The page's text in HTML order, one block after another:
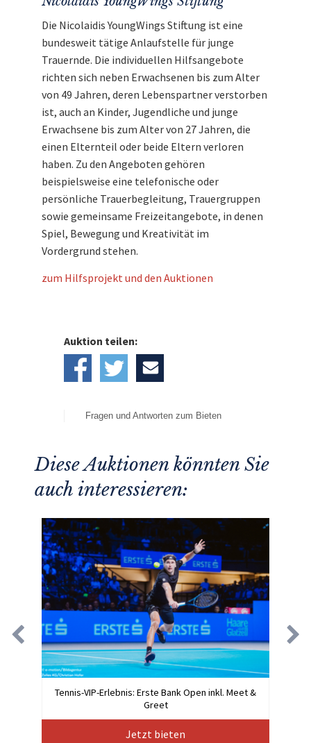
Die Nicolaidis YoungWings Stiftung ist eine
bundesweit tätige Anlaufstelle für junge
Trauernde. Die individuellen Hilfsangebote
richten sich neben Erwachsenen bis zum Alter
von 49 Jahren, deren Lebenspartner verstorben
ist, auch an Kinder, Jugendliche und junge
Erwachsene bis zum Alter von 27 Jahren, die
einen Elternteil oder beide Eltern verloren
haben. Zu den Angeboten gehören
beispielsweise eine telefonische oder
persönliche Trauerbegleitung, Trauergruppen
sowie gemeinsame Freizeitangebote, in denen
Spiel, Bewegung und Kreativität im
Vordergrund stehen.
zum Hilfsprojekt und den Auktionen
Auktion teilen:
Fragen und Antworten zum Bieten
Diese Auktionen könnten Sie
auch interessieren:
Tennis-VIP-Erlebnis: Erste Bank Open inkl. Meet &
Greet
Jetzt bieten